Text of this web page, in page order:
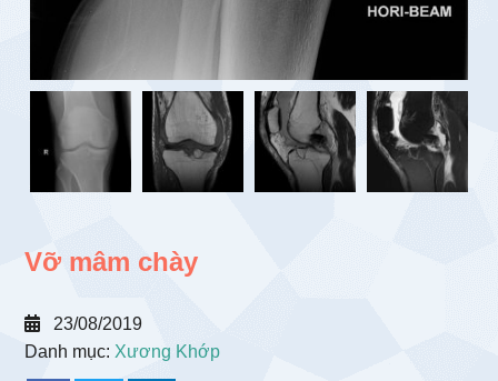
Vỡ mâm chày
23/08/2019
Danh mục: Xương Khớp